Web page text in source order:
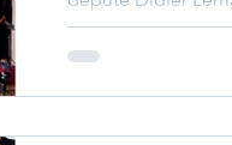
territoire : Didier
toujours un grand